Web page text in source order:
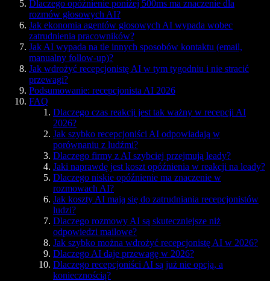
Dlaczego opóźnienie poniżej 500ms ma znaczenie dla
rozmów głosowych AI?
Jak ekonomia agentów głosowych AI wypada wobec
zatrudnienia pracowników?
Jak AI wypada na tle innych sposobów kontaktu (email,
manualny follow-up)?
Jak wdrożyć recepcjonistę AI w tym tygodniu i nie stracić
przewagi?
Podsumowanie: recepcjonista AI 2026
FAQ
Dlaczego czas reakcji jest tak ważny w recepcji AI
2026?
Jak szybko recepcjoniści AI odpowiadają w
porównaniu z ludźmi?
Dlaczego firmy z AI szybciej przejmują leady?
Jaki naprawdę jest koszt opóźnienia w reakcji na leady?
Dlaczego niskie opóźnienie ma znaczenie w
rozmowach AI?
Jak koszty AI mają się do zatrudniania recepcjonistów
ludzi?
Dlaczego rozmowy AI są skuteczniejsze niż
odpowiedzi mailowe?
Jak szybko można wdrożyć recepcjonistę AI w 2026?
Dlaczego AI daje przewagę w 2026?
Dlaczego recepcjoniści AI są już nie opcją, a
koniecznością?